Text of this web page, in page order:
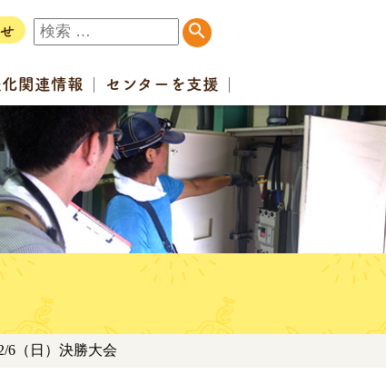
関連情報 センター を支援
6（日）決勝大会